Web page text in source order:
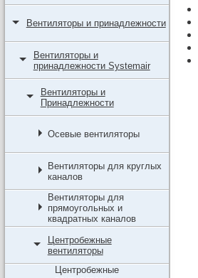
Вентиляторы и принадлежности
Вентиляторы и
принадлежности Systemair
Вентиляторы и
Принадлежности
Осевые вентиляторы
Вентиляторы для круглых
каналов
Вентиляторы для
прямоугольных и
квадратных каналов
Центробежные
вентиляторы
Центробежные